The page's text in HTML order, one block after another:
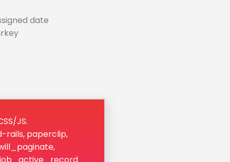
date
JS.
rails, paperclip,